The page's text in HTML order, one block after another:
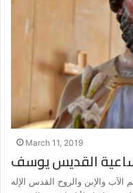
March 11, 2019
القديس يوسف
والإبن والروح القدس الإله